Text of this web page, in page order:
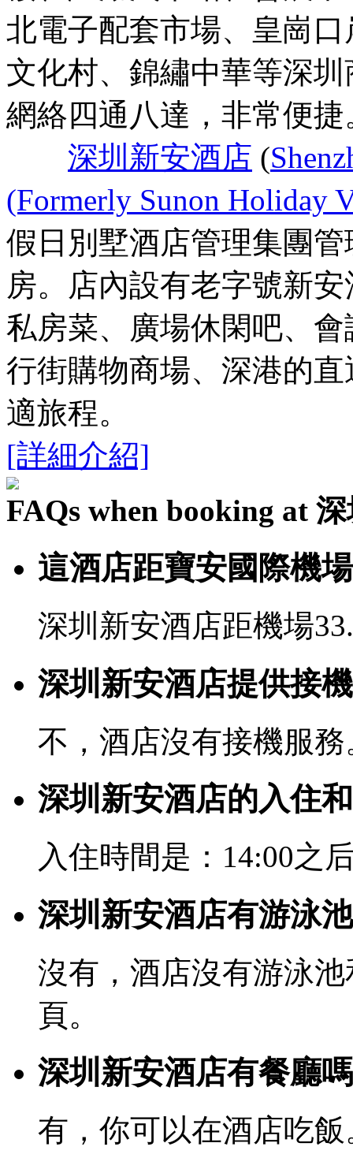
北電子配套市場、皇崗
文化村、錦繡中華等深
網絡四通八達，非常便捷
深圳新安酒店 (
(Formerly Sunon Holiday
假日別墅酒店管理集團
房。店內設有老字號新
私房菜、廣場休閑吧、
行街購物商場、深港的
適旅程。
[詳細介紹]
FAQs when booking at
這酒店距寶安國際機
深圳新安酒店距機場
深圳新安酒店提供接
不，酒店沒有接機服務
深圳新安酒店的入住
入住時間是：14:00之
深圳新安酒店有游泳
沒有，酒店沒有游泳
頁。
深圳新安酒店有餐廳
有，你可以在酒店吃飯